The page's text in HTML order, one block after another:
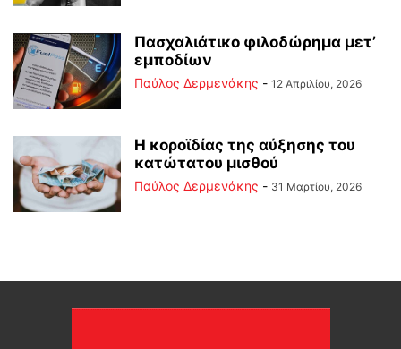
Πασχαλιάτικο φιλοδώρημα μετ’
εμποδίων
Παύλος Δερμενάκης - 12 Απριλίου, 2026
Η κοροϊδίας της αύξησης του
κατώτατου μισθού
Παύλος Δερμενάκης - 31 Μαρτίου, 2026